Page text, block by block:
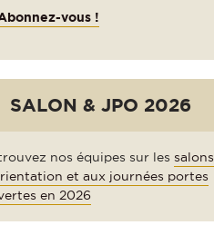
vous !
SALON & JPO 2026
nos équipes sur les salons
et aux journées portes
en 2026